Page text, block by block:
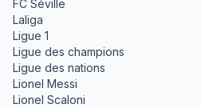
FC Séville
Laliga
Ligue 1
Ligue des champions
Ligue des nations
Lionel Messi
Lionel Scaloni